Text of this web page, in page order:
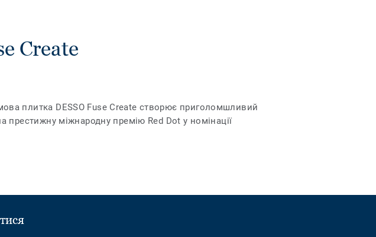
Create
плитка DESSO Fuse Create створює приголомшливий
престижну міжнародну премію Red Dot у номінації